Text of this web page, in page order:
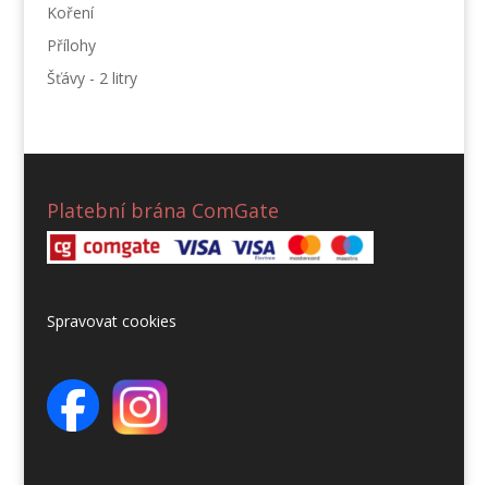
Koření
Přílohy
Šťávy - 2 litry
Platební brána ComGate
Spravovat cookies